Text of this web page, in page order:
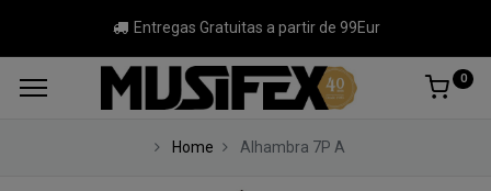
Entregas Gratuitas a partir de 99Eur
0
Home Alhambra 7P A